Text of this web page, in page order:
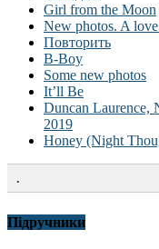
Girl from the Moon
New photos. A
Повторить
B-Boy
Some new photos
It’ll Be
Duncan Laurence,
2019
Honey (Night
.
Підручники